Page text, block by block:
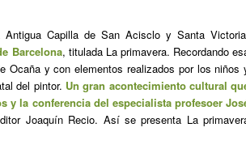
Capilla de San Acisclo y Santa
Barcelona, titulada La primavera. Recordando
Ocaña y con elementos realizados por los niños
del pintor. Un gran acontecimiento cultural
y la conferencia del especialista profesoer
Joaquín Recio. Así se presenta La